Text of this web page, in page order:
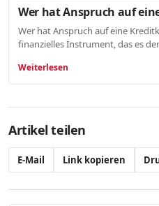
Wer hat Anspruch auf
Wer hat Anspruch auf eine
finanzielles Instrument, das es
Weiterlesen
Artikel teilen
E-Mail Link kopieren